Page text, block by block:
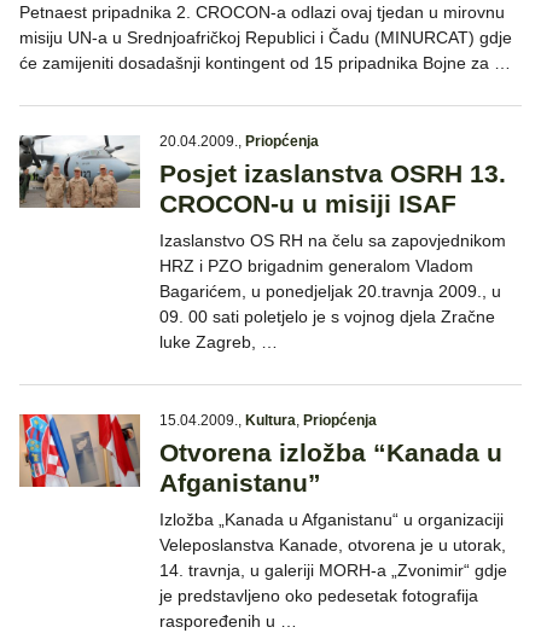
Petnaest pripadnika 2. CROCON-a odlazi ovaj tjedan u mirovnu
misiju UN-a u Srednjoafričkoj Republici i Čadu (MINURCAT) gdje
će zamijeniti dosadašnji kontingent od 15 pripadnika Bojne za …
20.04.2009., Priopćenja
Posjet izaslanstva OSRH 13.
CROCON-u u misiji ISAF
Izaslanstvo OS RH na čelu sa zapovjednikom
HRZ i PZO brigadnim generalom Vladom
Bagarićem, u ponedjeljak 20.travnja 2009., u
09. 00 sati poletjelo je s vojnog djela Zračne
luke Zagreb, …
15.04.2009., Kultura, Priopćenja
Otvorena izložba “Kanada u
Afganistanu”
Izložba „Kanada u Afganistanu“ u organizaciji
Veleposlanstva Kanade, otvorena je u utorak,
14. travnja, u galeriji MORH-a „Zvonimir“ gdje
je predstavljeno oko pedesetak fotografija
raspoređenih u …